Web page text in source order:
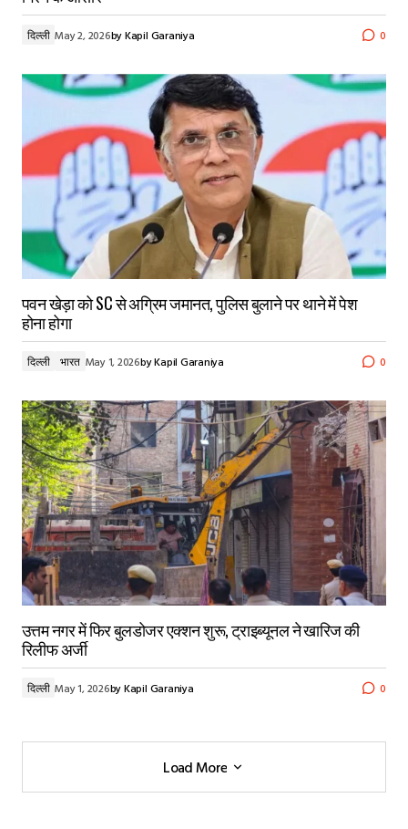
दिल्ली May 2, 2026byKapil Garaniya 0
पवन खेड़ा को SC से अग्रिम जमानत, पुलिस बुलाने पर थाने में पेश
होना होगा
दिल्ली भारत May 1, 2026byKapil Garaniya 0
उत्तम नगर में फिर बुलडोजर एक्शन शुरू, ट्राइब्यूनल ने खारिज की
रिलीफ अर्जी
दिल्ली May 1, 2026byKapil Garaniya 0
Load More
Load More